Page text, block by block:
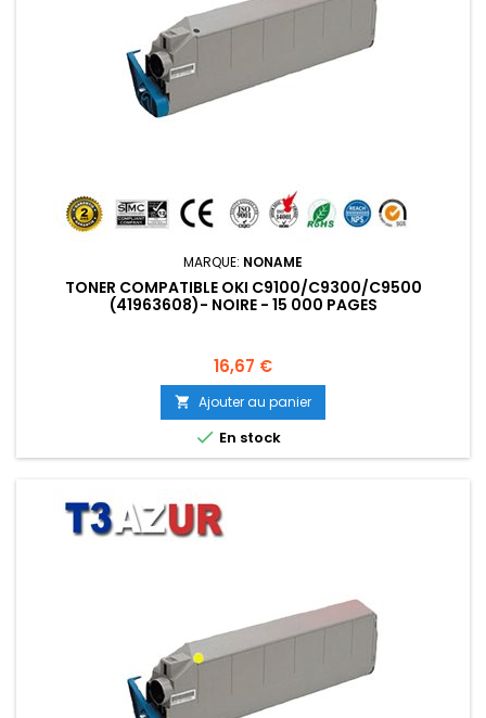
MARQUE: NONAME
TONER COMPATIBLE OKI C9100/C9300/C9500
(41963608)- NOIRE - 15 000 PAGES
Prix
16,67 €
 Ajouter au panier
 En stock